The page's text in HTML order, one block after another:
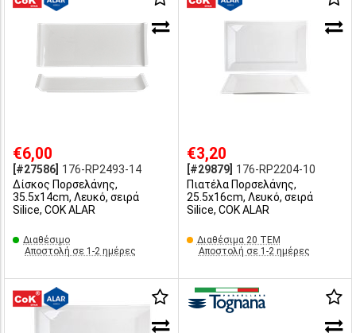
€6,00
[#27586] 176-RP2493-14
Δίσκος Πορσελάνης,
35.5x14cm, Λευκό, σειρά
Silice, COK ALAR
Διαθέσιμο
Αποστολή σε 1-2 ημέρες
€3,20
[#29879] 176-RP2204-10
Πιατέλα Πορσελάνης,
25.5x16cm, Λευκό, σειρά
Silice, COK ALAR
Διαθέσιμα 20 ΤΕΜ
Αποστολή σε 1-2 ημέρες